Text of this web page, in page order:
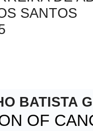
SANTOS
BATISTA
OF